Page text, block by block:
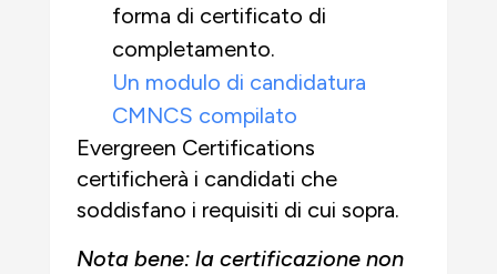
forma di certificato di
completamento.
Un modulo di candidatura
CMNCS compilato
Evergreen Certifications
certificherà i candidati che
soddisfano i requisiti di cui sopra.
Nota bene: la certificazione non